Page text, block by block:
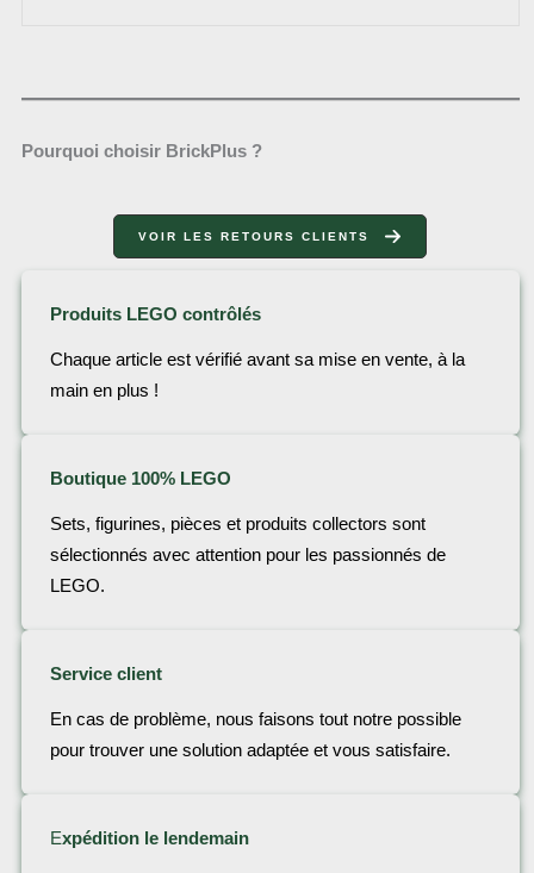
Pourquoi choisir BrickPlus ?
VOIR LES RETOURS CLIENTS
Produits LEGO contrôlés
Chaque article est vérifié avant sa mise en vente, à la
main en plus !
Boutique 100% LEGO
Sets, figurines, pièces et produits collectors sont
sélectionnés avec attention pour les passionnés de
LEGO.
Service client
En cas de problème, nous faisons tout notre possible
pour trouver une solution adaptée et vous satisfaire.
Expédition le lendemain